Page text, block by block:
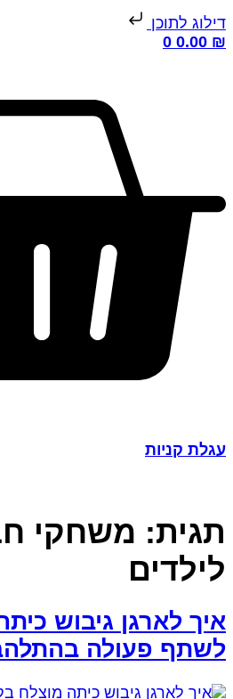
לתוכן
0.00
0
קניות
משחקי
לארגן גיבוש
פעולה